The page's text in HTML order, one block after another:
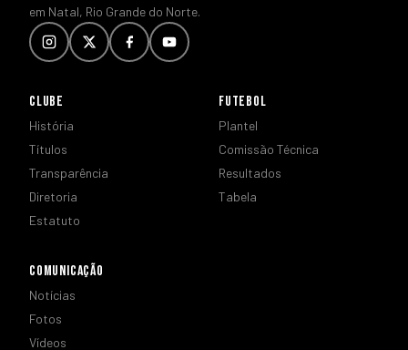
em Natal, Rio Grande do Norte.
CLUBE
História
Títulos
Transparência
Diretoria
Estatuto
FUTEBOL
Plantel
Comissão Técnica
Resultados
Tabela
COMUNICAÇÃO
Notícias
Fotos
Vídeos